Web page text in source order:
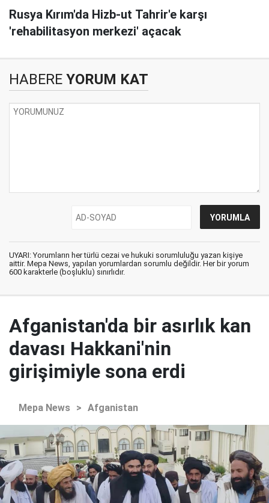
Rusya Kırım'da Hizb-ut Tahrir'e karşı
'rehabilitasyon merkezi' açacak
HABERE YORUM KAT
UYARI: Yorumların her türlü cezai ve hukuki sorumluluğu yazan kişiye
aittir. Mepa News, yapılan yorumlardan sorumlu değildir. Her bir yorum
600 karakterle (boşluklu) sınırlıdır.
Afganistan'da bir asırlık kan
davası Hakkani'nin
girişimiyle sona erdi
Mepa News > Afganistan